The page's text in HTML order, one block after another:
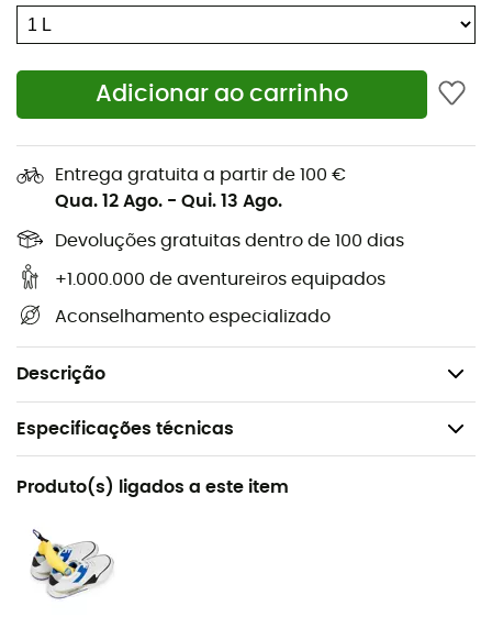
Adicionar ao carrinho
Entrega gratuita a partir de 100 €
Qua. 12 Ago. - Qui. 13 Ago.
Devoluções gratuitas dentro de 100 dias
+1.000.000 de aventureiros equipados
Aconselhamento especializado
Descrição
Use 150 mL para uma peça,
Escolha um ciclo sintético a 30° e centrifugação
lenta.
Características
Mantém a respirabilidade e o isolamento das suas
Aplica-se na máquina ou à mão,
Respeita o meio ambiente,
Para conservar a impermeabilização, sempre lave
com Nikwax Tech Wash®. Não use detergentes
comuns.
Especificações técnicas
Recomendado para
O dia a dia
Nome do produto
Down Proof
Produto(s) ligados a este item